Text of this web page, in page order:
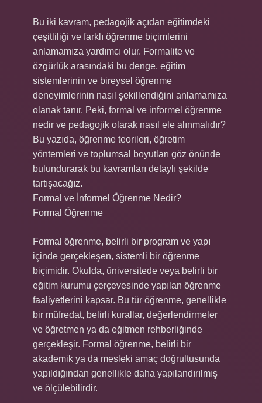
Bu iki kavram, pedagojik açıdan eğitimdeki
çeşitliliği ve farklı öğrenme biçimlerini
anlamamıza yardımcı olur. Formalite ve
özgürlük arasındaki bu denge, eğitim
sistemlerinin ve bireysel öğrenme
deneyimlerinin nasıl şekillendiğini anlamamıza
olanak tanır. Peki, formal ve informel öğrenme
nedir ve pedagojik olarak nasıl ele alınmalıdır?
Bu yazıda, öğrenme teorileri, öğretim
yöntemleri ve toplumsal boyutları göz önünde
bulundurarak bu kavramları detaylı şekilde
tartışacağız.
Formal ve İnformel Öğrenme Nedir?
Formal Öğrenme
Formal öğrenme, belirli bir program ve yapı
içinde gerçekleşen, sistemli bir öğrenme
biçimidir. Okulda, üniversitede veya belirli bir
eğitim kurumu çerçevesinde yapılan öğrenme
faaliyetlerini kapsar. Bu tür öğrenme, genellikle
bir müfredat, belirli kurallar, değerlendirmeler
ve öğretmen ya da eğitmen rehberliğinde
gerçekleşir. Formal öğrenme, belirli bir
akademik ya da mesleki amaç doğrultusunda
yapıldığından genellikle daha yapılandırılmış
ve ölçülebilirdir.